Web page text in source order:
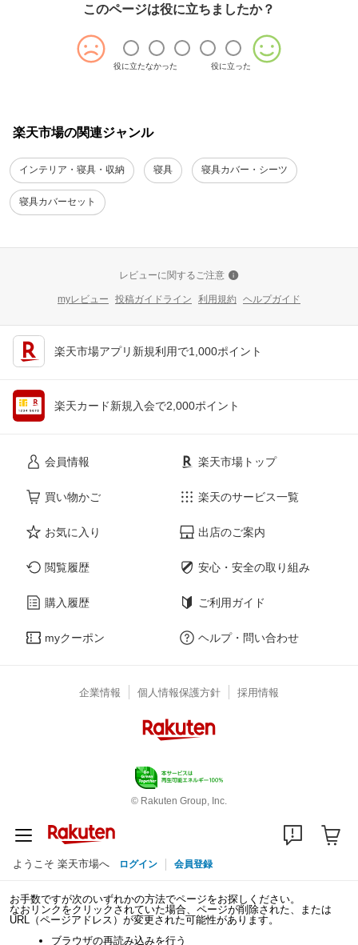
このページは役に立ちましたか？
役に立たなかった 役に立った
楽天市場の関連ジャンル
インテリア・寝具・収納 寝具 寝具カバー・シーツ
寝具カバーセット
レビューに関するご注意
myレビュー 投稿ガイドライン 利用規約 ヘルプガイド
楽天市場アプリ新規利用で1,000ポイント
楽天カード新規入会で2,000ポイント
会員情報
買い物かご
お気に入り
閲覧履歴
購入履歴
myクーポン
楽天市場トップ
楽天のサービス一覧
出店のご案内
安心・安全の取り組み
ご利用ガイド
ヘルプ・問い合わせ
企業情報 個人情報保護方針 採用情報
© Rakuten Group, Inc.
ようこそ 楽天市場へ ログイン 会員登録
お手数ですが次のいずれかの方法でページをお探しください。
なおリンクをクリックされていた場合、ページが削除された、または
URL（ページアドレス）が変更された可能性があります。
ブラウザの再読み込みを行う